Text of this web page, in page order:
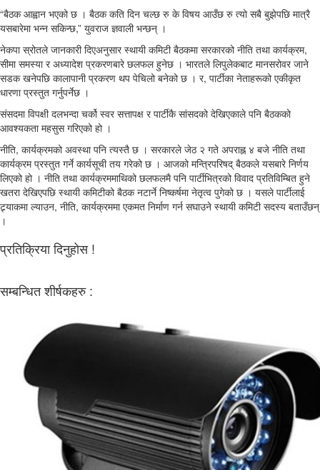
“बैठक आह्वान भएको छ । बैठक कति दिन चल्छ रु के विषय आउँछ रु त्यो सबै बुझेपछि मात्रै
यसबारेमा भन्न सकिन्छ,” युवराज ज्ञवाली भन्छन् ।
नेकपा स्रोतले जानकारी दिएअनुसार स्थायी कमिटी बैठकमा सरकारको नीति तथा कार्यक्रम,
सीमा समस्या र अध्यादेश प्रकरणबारे छलफल हुनेछ । भारतले लिपुलेकबाट मानसरोवर जाने
सडक खनेपछि कालापानी प्रकरण थप पेचिलो बनेको छ । र, पार्टीका नेताहरूको एकीकृत
धारणा प्रस्तुत गर्नुपर्नेछ ।
संसदमा विपक्षी दलभन्दा चर्को स्वर सत्तापक्ष र पार्टीकै सांसदको देखिएकाले पनि बैठकको
आवश्यकता महसुस गरिएको हो ।
नीति, कार्यक्रमको अवस्था पनि त्यस्तै छ । सरकारले जेठ २ गते अपराह्न ४ बजे नीति तथा
कार्यक्रम प्रस्तुत गर्ने कार्यसूची तय गरेको छ । आजको मन्त्रिपरिषद् बैठकले यसबारे निर्णय
लिएको हो । नीति तथा कार्यक्रममाथिको छलफलमै पनि पार्टीभित्रको विवाद प्रतिविम्बित हुने
खतरा देखिएपछि स्थायी कमिटीको बैठक नटार्ने निष्कर्षमा नेतृत्व पुगेको छ । यसले पार्टीलाई
ट्र्याकमा ल्याउन, नीति, कार्यक्रममा एकमत निर्माण गर्न सघाउने स्थायी कमिटी सदस्य बताउँछन्
।
प्रतिक्रिया दिनुहोस !
सम्बन्धित शीर्षकहरु :